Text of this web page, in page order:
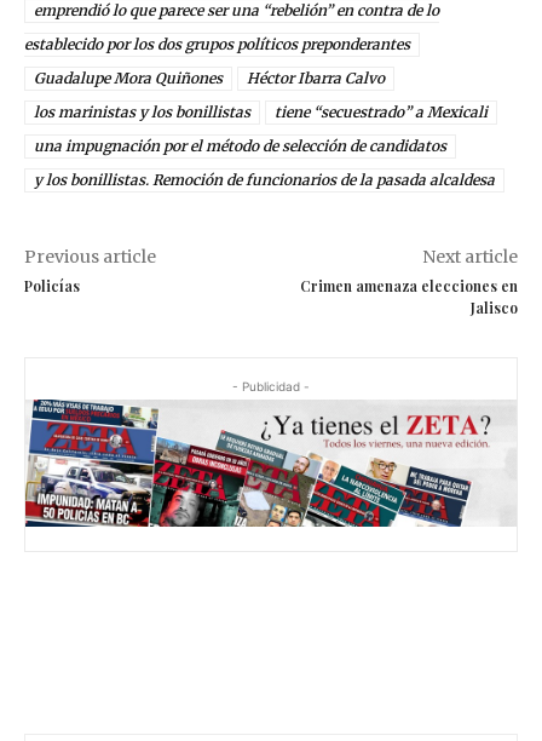
emprendió lo que parece ser una “rebelión” en contra de lo
establecido por los dos grupos políticos preponderantes
Guadalupe Mora Quiñones
Héctor Ibarra Calvo
los marinistas y los bonillistas
tiene “secuestrado” a Mexicali
una impugnación por el método de selección de candidatos
y los bonillistas. Remoción de funcionarios de la pasada alcaldesa
Previous article
Policías
Next article
Crimen amenaza elecciones en
Jalisco
- Publicidad -